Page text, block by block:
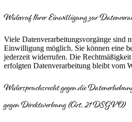
Widerruf Ihrer Einwilligung zur
Viele Datenverarbeitungsvorgänge sind
Einwilligung möglich. Sie können eine
jederzeit widerrufen. Die
erfolgten Datenverarbeitung bleibt vom
Widerspruchsrecht gegen die
gegen Direktwerbung (Art. 21 DSGVO)